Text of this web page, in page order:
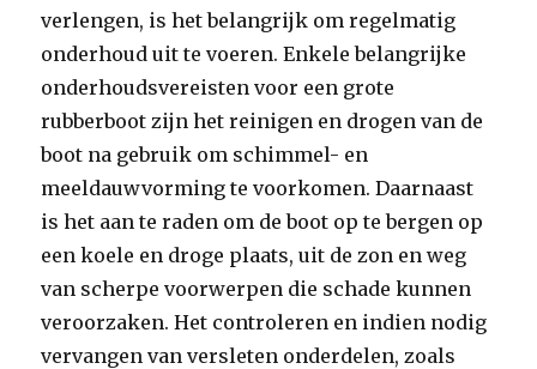
verlengen, is het belangrijk om regelmatig
onderhoud uit te voeren. Enkele belangrijke
onderhoudsvereisten voor een grote
rubberboot zijn het reinigen en drogen van de
boot na gebruik om schimmel- en
meeldauwvorming te voorkomen. Daarnaast
is het aan te raden om de boot op te bergen op
een koele en droge plaats, uit de zon en weg
van scherpe voorwerpen die schade kunnen
veroorzaken. Het controleren en indien nodig
vervangen van versleten onderdelen, zoals